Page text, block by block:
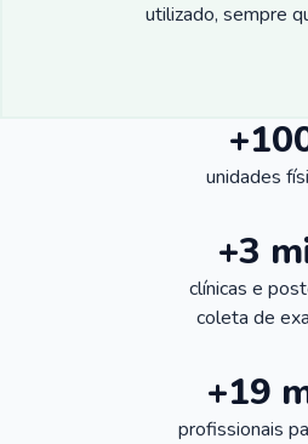
utilizado, sempre
unidades
+3
clínicas e
coleta de
+19
profissionais